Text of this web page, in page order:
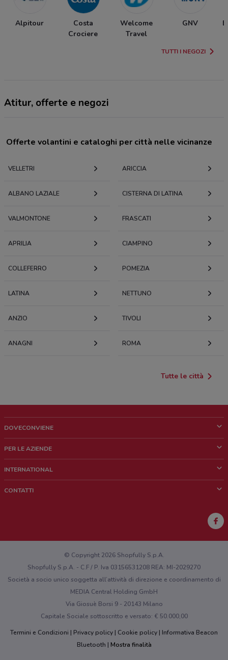
Alpitour
Costa
Crociere
Welcome
Travel
GNV
TUTTI I NEGOZI
Atitur, offerte e negozi
Offerte volantini e cataloghi per città nelle vicinanze
VELLETRI ARICCIA
ALBANO LAZIALE CISTERNA DI LATINA
VALMONTONE FRASCATI
APRILIA CIAMPINO
COLLEFERRO POMEZIA
LATINA NETTUNO
ANZIO TIVOLI
ANAGNI ROMA
Tutte le città
DOVECONVIENE
Chi siamo
Lavora con noi
PER LE AZIENDE
Richieste commerciali e marketing
INTERNATIONAL
CONTATTI
Hai un malfunzionamento sul web o sull'app?
© Copyright 2026 Shopfully S.p.A.
Shopfully S.p.A. - C.F / P. Iva 03156531208 REA: MI-2029270
Società a socio unico soggetta all’attività di direzione e coordinamento di
MEDIA Central Holding GmbH
Via Giosuè Borsi 9 - 20143 Milano
Capitale Sociale sottoscritto e versato: € 50.000,00
Termini e Condizioni
Privacy policy Cookie policy
Informativa Beacon
Bluetooth
Mostra finalità